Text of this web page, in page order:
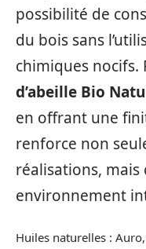
possibilité de
du bois sans
chimiques nocifs.
d’abeille Bio
en offrant une
renforce non
réalisations,
environnement
Huiles naturelles :